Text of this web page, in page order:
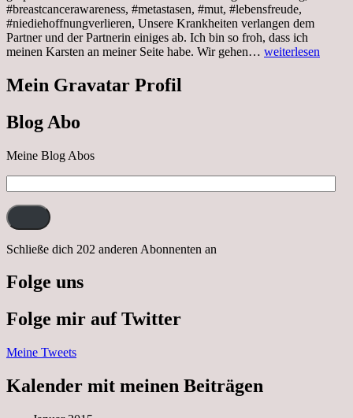
#breastcancerawareness, #metastasen, #mut, #lebensfreude,
#niediehoffnungverlieren, Unsere Krankheiten verlangen dem
Partner und der Partnerin einiges ab. Ich bin so froh, dass ich
meinen Karsten an meiner Seite habe. Wir gehen… Sonnabend,
weiterlesen
Mein Gravatar Profil
Blog Abo
Meine Blog Abos
Mail-
Adresse:
Schließe dich 202 anderen Abonnenten an
Folge uns
Folge mir auf Twitter
Meine Tweets
Kalender mit meinen Beiträgen